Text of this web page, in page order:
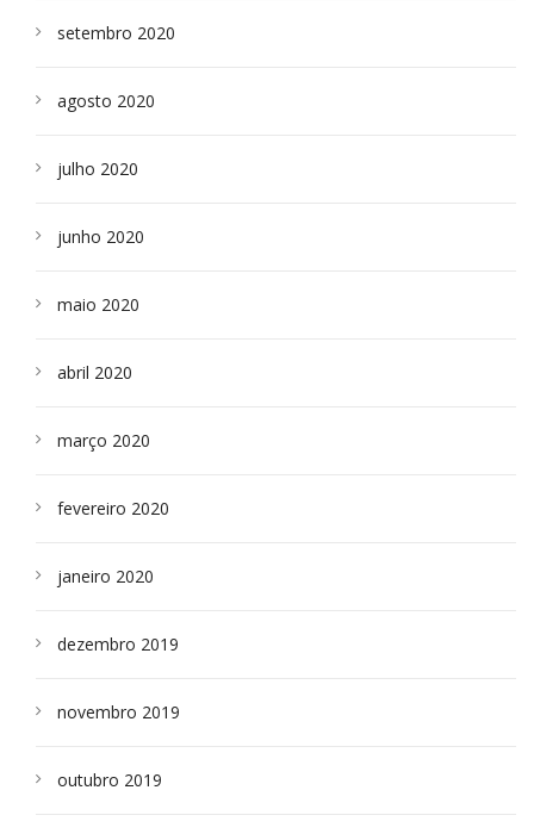
setembro 2020
agosto 2020
julho 2020
junho 2020
maio 2020
abril 2020
março 2020
fevereiro 2020
janeiro 2020
dezembro 2019
novembro 2019
outubro 2019